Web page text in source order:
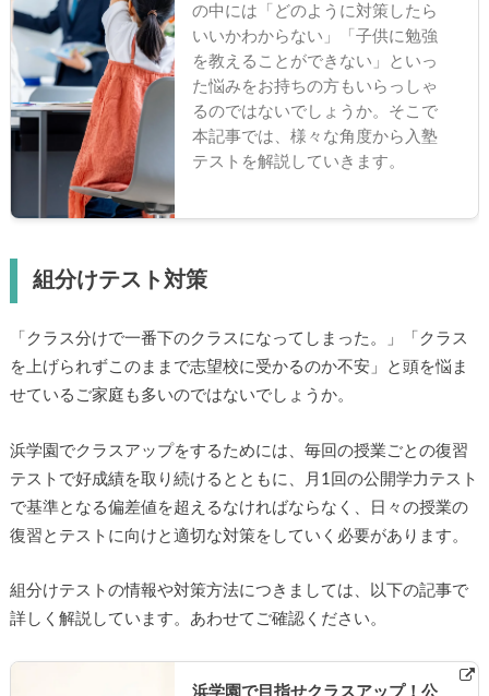
の中には「どのように対策したら
いいかわからない」「子供に勉強
を教えることができない」といっ
た悩みをお持ちの方もいらっしゃ
るのではないでしょうか。そこで
本記事では、様々な角度から入塾
テストを解説していきます。
組分けテスト対策
「クラス分けで一番下のクラスになってしまった。」「クラス
を上げられずこのままで志望校に受かるのか不安」と頭を悩ま
せているご家庭も多いのではないでしょうか。
浜学園でクラスアップをするためには、毎回の授業ごとの復習
テストで好成績を取り続けるとともに、月1回の公開学力テスト
で基準となる偏差値を超えるなければならなく、日々の授業の
復習とテストに向けと適切な対策をしていく必要があります。
組分けテストの情報や対策方法につきましては、以下の記事で
詳しく解説しています。あわせてご確認ください。
浜学園で目指せクラスアップ！公